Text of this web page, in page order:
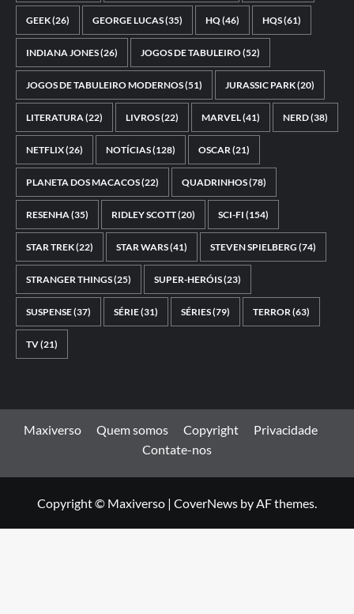
GEEK(26) GEORGE LUCAS(35) HQ(46) HQS(61)
INDIANA JONES(26) JOGOS DE TABULEIRO(52)
JOGOS DE TABULEIRO MODERNOS(51) JURASSIC PARK(20)
LITERATURA(22) LIVROS(22) MARVEL(41) NERD(38)
NETFLIX(26) NOTÍCIAS(128) OSCAR(21)
PLANETA DOS MACACOS(22) QUADRINHOS(78)
RESENHA(35) RIDLEY SCOTT(20) SCI-FI (154)
STAR TREK(22) STAR WARS(41) STEVEN SPIELBERG (74)
STRANGER THINGS(25) SUPER-HERÓIS(23)
SUSPENSE(37) SÉRIE(31) SÉRIES(79) TERROR(63)
TV(21)
Maxiverso Quem somos Copyright
Privacidade
Contate-nos
Copyright © Maxiverso | CoverNews by AF themes.